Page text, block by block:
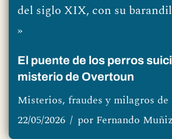
del siglo XIX, con su
»
El puente de los perros
misterio de Overtoun
Misterios, fraudes y milagros de
22/05/2026
por Fernando Muñiz